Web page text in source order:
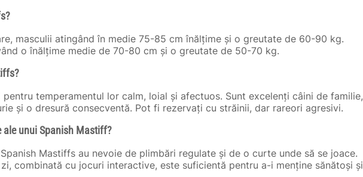
masculii atingând în medie 75-85 cm înălțime și o greutate de 60-90 kg.
o înălțime medie de 70-80 cm și o greutate de 50-70 kg.
temperamentul lor calm, loial și afectuos. Sunt excelenți câini de familie,
și o dresură consecventă. Pot fi rezervați cu străinii, dar rareori agresivi.
ale unui Spanish Mastiff?
Mastiffs au nevoie de plimbări regulate și de o curte unde să se joace.
combinată cu jocuri interactive, este suficientă pentru a-i menține sănătoși și